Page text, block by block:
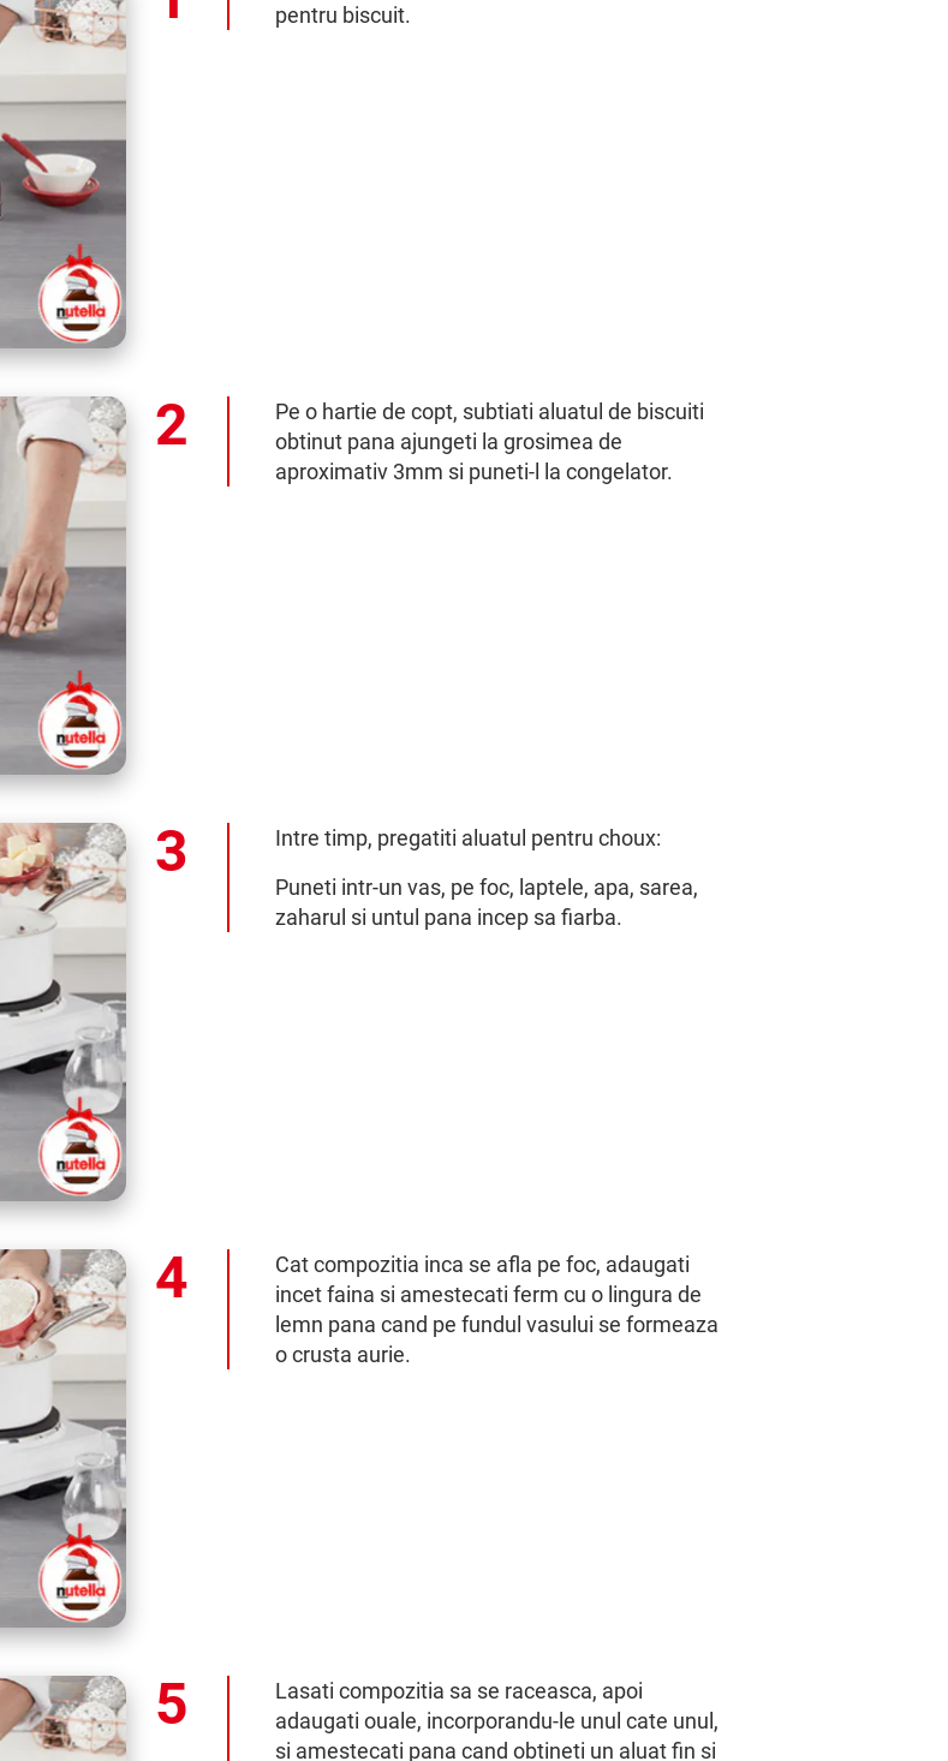
pentru biscuit.
Pe o hartie de copt, subtiati aluatul de biscuiti
obtinut pana ajungeti la grosimea de
aproximativ 3mm si puneti-l la congelator.
Intre timp, pregatiti aluatul pentru choux:
Puneti intr-un vas, pe foc, laptele, apa, sarea,
zaharul si untul pana incep sa fiarba.
Cat compozitia inca se afla pe foc, adaugati
incet faina si amestecati ferm cu o lingura de
lemn pana cand pe fundul vasului se formeaza
o crusta aurie.
Lasati compozitia sa se raceasca, apoi
adaugati ouale, incorporandu-le unul cate unul,
si amestecati pana cand obtineti un aluat fin si